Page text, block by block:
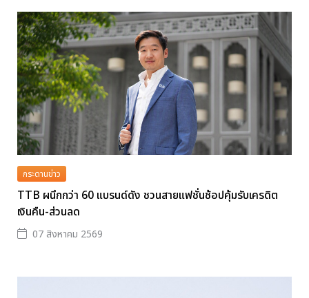
กระดานข่าว
TTB ผนึกกว่า 60 แบรนด์ดัง ชวนสายแฟชั่นช้อปคุ้มรับเครดิต
เงินคืน-ส่วนลด
07 สิงหาคม 2569